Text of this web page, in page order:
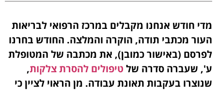
מדי חודש אנחנו מקבלים במרכז הרפואי לבריאות
העור מכתבי תודה, הוקרה והמלצה. החודש בחרנו
לפרסם (באישור כמובן), את מכתבה של המטופלת
ע', שעברה סדרה של טיפולים להסרת צלקות,
שנוצרו בעקבות תאונת עבודה. מן הראוי לציין כי